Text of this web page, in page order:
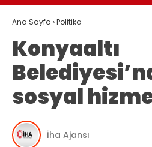
Beyin sağlığı için 7 yıl detayı
Ana Sayfa ›Politika
Konyaaltı
sosyal
İha Ajansı